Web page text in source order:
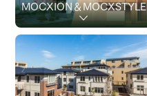
MOCXION＆MOCXSTYLE